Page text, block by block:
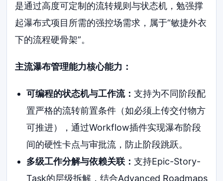
是通过高度可定制的流转规则与状态机，勉强撑
起瀑布式项目所需的强控场需求，属于“敏捷外衣
下的流程硬骨架”。
主流瀑布管理能力核心能力：
可编程的状态机与工作流： 支持为不同阶段配
置严格的流转前置条件（如必须上传交付物方
可推进），通过Workflow插件实现瀑布阶段
间的硬性卡点与审批流，防止阶段跳跃。
多级工作分解与依赖关联： 支持Epic-Story-
Task的层级拆解，结合Advanced Roadmaps